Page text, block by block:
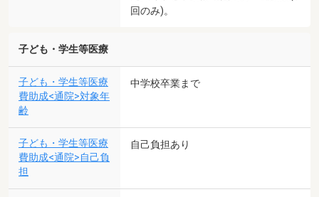
回のみ)。
子ども・学生等医療
子ども・学生等医療
費助成<通院>対象年
齢
中学校卒業まで
子ども・学生等医療
費助成<通院>自己負
担
自己負担あり